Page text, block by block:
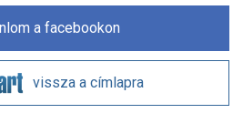
a facebookon
vissza a címlapra